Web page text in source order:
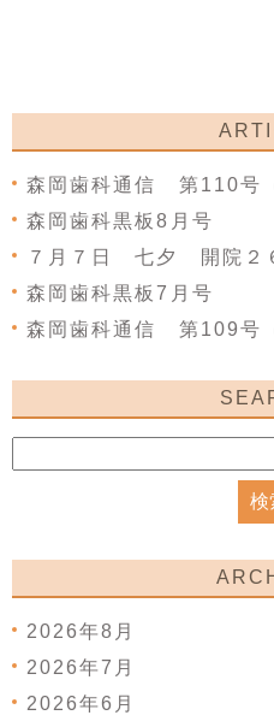
森岡歯科通信 第110号
森岡歯科黒板8月号
７月７日 七夕 開院２
森岡歯科黒板7月号
森岡歯科通信 第109号
2026年8月
2026年7月
2026年6月